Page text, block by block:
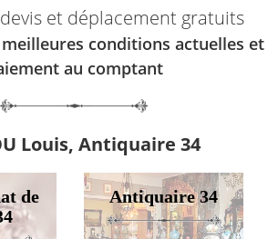
et déplacement gratuits
conditions actuelles et
au comptant
Louis, Antiquaire 34
de
Antiquaire 34